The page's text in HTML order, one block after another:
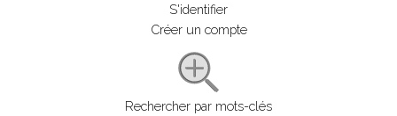
S'identifier
Créer un compte
Rechercher par mots-clés